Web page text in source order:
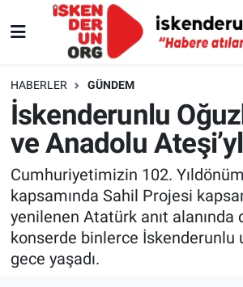
HABERLER GÜNDEM
İskenderunlu
ve Anadolu
Cumhuriyetimizin 102.
kapsamında Sahil Projesi
yenilenen Atatürk anıt alanında
konserde binlerce İskenderunlu
gece yaşadı.